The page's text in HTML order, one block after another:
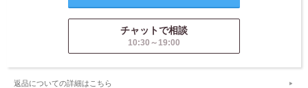
チャットで相談
10:30～19:00
返品についての詳細はこちら